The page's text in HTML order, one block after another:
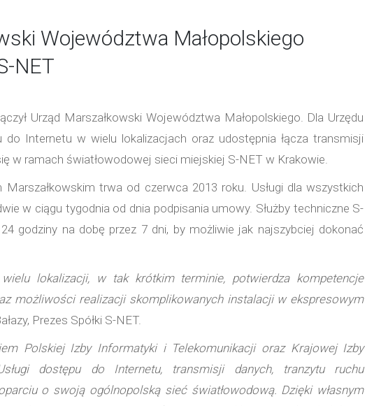
Województwa Małopolskiego
NET
Urząd Marszałkowski Województwa Małopolskiego. Dla Urzędu
do Internetu w wielu lokalizacjach oraz udostępnia łącza transmisji
w ramach światłowodowej sieci miejskiej S-NET w Krakowie.
Marszałkowskim trwa od czerwca 2013 roku. Usługi dla wszystkich
w ciągu tygodnia od dnia podpisania umowy. Służby techniczne S-
godziny na dobę przez 7 dni, by możliwie jak najszybciej dokonać
lokalizacji, w tak krótkim terminie, potwierdza kompetencje
możliwości realizacji skomplikowanych instalacji w ekspresowym
Prezes Spółki S-NET.
Polskiej Izby Informatyki i Telekomunikacji oraz Krajowej Izby
dostępu do Internetu, transmisji danych, tranzytu ruchu
o swoją ogólnopolską sieć światłowodową. Dzięki własnym